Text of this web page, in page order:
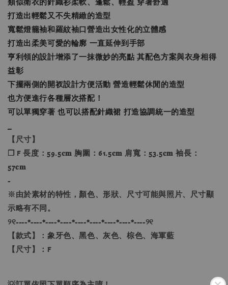
打造出輕鬆又不失精緻的造型
寬鬆燈籠袖和羅紋袖口營造出女性化的立體感
打造出柔美可愛的輪廓 一直延伸到手部
亨利領的設計增添了一抹微妙的亮點 其配色方案與衣身相得
益彰
下擺兩側的開衩設計方便活動 營造輕鬆休閒的造型
也方便進行各種層次搭配！
可以單獨穿著 也可以搭配針織裙 打造協調統一的造型
【尺寸】
❐ F 長度：59.5𝐜𝐦 胸圍：61.5𝐜𝐦 肩寬：53.5𝐜𝐦 袖長：
57𝐜𝐦
-
※由於素材的特性，顏色、形狀、尺寸可能與照片、尺寸顯
示略有不同。
୨୧----*----*----*----*----*----*----*----*----୨୧
【款式】：象牙色、黑色、灰色、棕色、海軍藍
【尺寸】：F